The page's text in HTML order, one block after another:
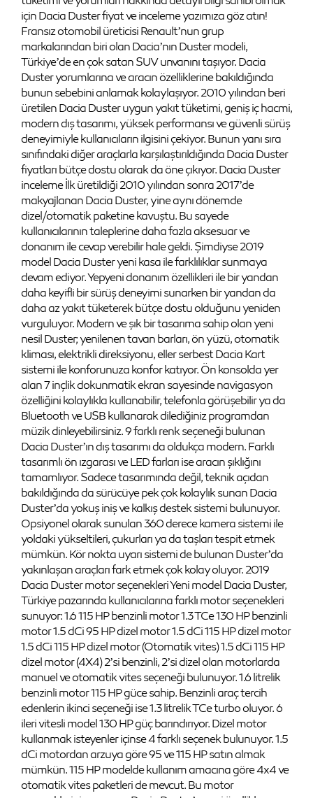
için Dacia Duster fiyat ve inceleme yazımıza göz atın!
Fransız otomobil üreticisi Renault’nun grup
markalarından biri olan Dacia’nın Duster modeli,
Türkiye’de en çok satan SUV unvanını taşıyor. Dacia
Duster yorumlarına ve aracın özelliklerine bakıldığında
bunun sebebini anlamak kolaylaşıyor. 2010 yılından beri
üretilen Dacia Duster uygun yakıt tüketimi, geniş iç hacmi,
modern dış tasarımı, yüksek performansı ve güvenli sürüş
deneyimiyle kullanıcıların ilgisini çekiyor. Bunun yanı sıra
sınıfındaki diğer araçlarla karşılaştırıldığında Dacia Duster
fiyatları bütçe dostu olarak da öne çıkıyor. Dacia Duster
inceleme İlk üretildiği 2010 yılından sonra 2017’de
makyajlanan Dacia Duster, yine aynı dönemde
dizel/otomatik paketine kavuştu. Bu sayede
kullanıcılarının taleplerine daha fazla aksesuar ve
donanım ile cevap verebilir hale geldi. Şimdiyse 2019
model Dacia Duster yeni kasa ile farklılıklar sunmaya
devam ediyor. Yepyeni donanım özellikleri ile bir yandan
daha keyifli bir sürüş deneyimi sunarken bir yandan da
daha az yakıt tüketerek bütçe dostu olduğunu yeniden
vurguluyor. Modern ve şık bir tasarıma sahip olan yeni
nesil Duster; yenilenen tavan barları, ön yüzü, otomatik
kliması, elektrikli direksiyonu, eller serbest Dacia Kart
sistemi ile konforunuza konfor katıyor. Ön konsolda yer
alan 7 inçlik dokunmatik ekran sayesinde navigasyon
özelliğini kolaylıkla kullanabilir, telefonla görüşebilir ya da
Bluetooth ve USB kullanarak dilediğiniz programdan
müzik dinleyebilirsiniz. 9 farklı renk seçeneği bulunan
Dacia Duster’ın dış tasarımı da oldukça modern. Farklı
tasarımlı ön ızgarası ve LED farları ise aracın şıklığını
tamamlıyor. Sadece tasarımında değil, teknik açıdan
bakıldığında da sürücüye pek çok kolaylık sunan Dacia
Duster’da yokuş iniş ve kalkış destek sistemi bulunuyor.
Opsiyonel olarak sunulan 360 derece kamera sistemi ile
yoldaki yükseltileri, çukurları ya da taşları tespit etmek
mümkün. Kör nokta uyarı sistemi de bulunan Duster’da
yakınlaşan araçları fark etmek çok kolay oluyor. 2019
Dacia Duster motor seçenekleri Yeni model Dacia Duster,
Türkiye pazarında kullanıcılarına farklı motor seçenekleri
sunuyor: 1.6 115 HP benzinli motor 1.3 TCe 130 HP benzinli
motor 1.5 dCi 95 HP dizel motor 1.5 dCi 115 HP dizel motor
1.5 dCi 115 HP dizel motor (Otomatik vites) 1.5 dCi 115 HP
dizel motor (4X4) 2’si benzinli, 2’si dizel olan motorlarda
manuel ve otomatik vites seçeneği bulunuyor. 1.6 litrelik
benzinli motor 115 HP güce sahip. Benzinli araç tercih
edenlerin ikinci seçeneği ise 1.3 litrelik TCe turbo oluyor. 6
ileri vitesli model 130 HP güç barındırıyor. Dizel motor
kullanmak isteyenler içinse 4 farklı seçenek bulunuyor. 1.5
dCi motordan arzuya göre 95 ve 115 HP satın almak
mümkün. 115 HP modelde kullanım amacına göre 4x4 ve
otomatik vites paketleri de mevcut. Bu motor